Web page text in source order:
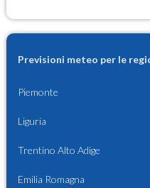
Previsioni meteo per le
Piemonte
Liguria
Trentino Alto Adige
Emilia Romagna